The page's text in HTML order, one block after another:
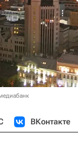
ВКонтакте